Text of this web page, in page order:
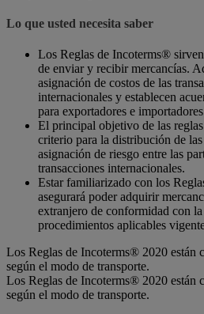
Lo que usted necesita saber
Los Reglas de Incoterms®
de enviar y recibir mercancías.
asignación de costos de las
internacionales y establecen
para exportadores e
El principal objetivo de las
criterio para la distribución de
asignación de riesgo entre las
transacciones internacionales.
Estar familiarizado con los
asegurará poder adquirir
extranjero de conformidad con
procedimientos aplicables
Los Reglas de Incoterms® 2020 están
según el modo de transporte.
Los Reglas de Incoterms® 2020 están
según el modo de transporte.